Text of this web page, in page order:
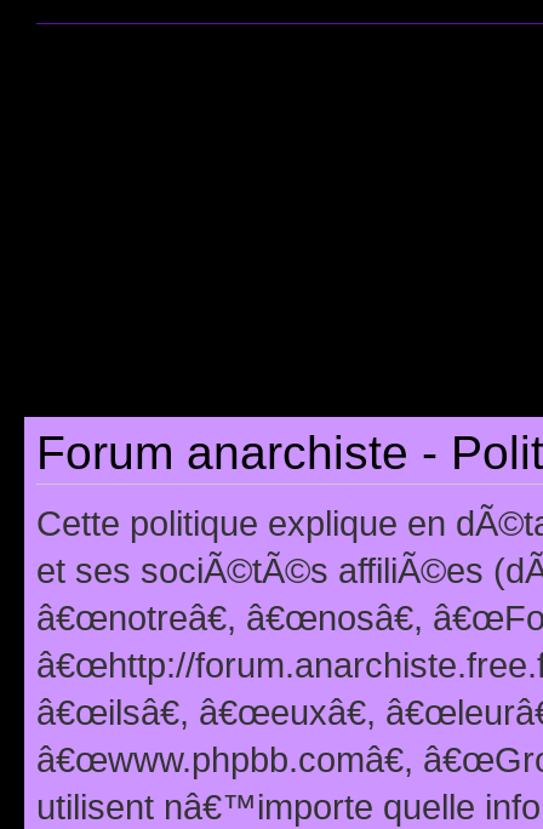
Forum anarchiste -
Cette politique explique en
et ses sociÃ©tÃ©s affiliÃ©es
â€œnotreâ€, â€œnosâ€,
â€œhttp://
â€œilsâ€, â€œeuxâ€,
â€œwww.phpbb.comâ€,
utilisent nâ€™importe quelle